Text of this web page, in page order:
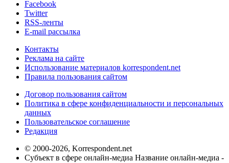
Facebook
Twitter
RSS-ленты
E-mail рассылка
Контакты
Реклама на сайте
Использование материалов korrespondent.net
Правила пользования сайтом
Договор пользования сайтом
Политика в сфере конфиденциальности и персональных
данных
Пользовательское соглашение
Редакция
© 2000-2026, Korrespondent.net
Субъект в сфере онлайн-медиа Название онлайн-медиа -